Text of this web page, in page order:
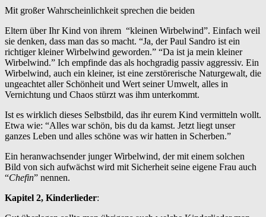
Mit großer Wahrscheinlichkeit sprechen die beiden
Eltern über Ihr Kind von ihrem “kleinen Wirbelwind”. Einfach weil
sie denken, dass man das so macht. “Ja, der Paul Sandro ist ein
richtiger kleiner Wirbelwind geworden.” “Da ist ja mein kleiner
Wirbelwind.” Ich empfinde das als hochgradig passiv aggressiv. Ein
Wirbelwind, auch ein kleiner, ist eine zerstörerische Naturgewalt, die
ungeachtet aller Schönheit und Wert seiner Umwelt, alles in
Vernichtung und Chaos stürzt was ihm unterkommt.
Ist es wirklich dieses Selbstbild, das ihr eurem Kind vermitteln wollt.
Etwa wie: “Alles war schön, bis du da kamst. Jetzt liegt unser
ganzes Leben und alles schöne was wir hatten in Scherben.”
Ein heranwachsender junger Wirbelwind, der mit einem solchen
Bild von sich aufwächst wird mit Sicherheit seine eigene Frau auch
“Chefin” nennen.
Kapitel 2, Kinderlieder: